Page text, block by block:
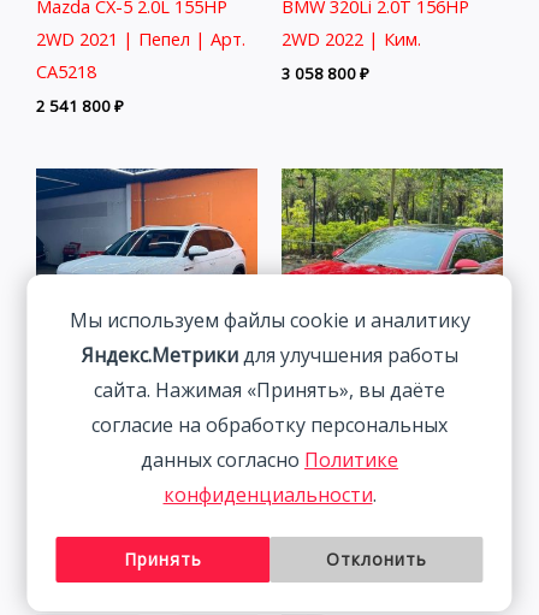
Mazda CX-5 2.0L 155HP
2WD 2021 | Пепел | Арт.
CA5218
2 541 800₽
BMW 320Li 2.0T 156HP
2WD 2022 | Ким.
3 058 800₽
Volkswagen Tanyue 280TSI
Luxury Intelligent
Connection Edition 1.4T
Volkswagen Lamando 1.4T
150HP 2WD 2023 |
Мы используем файлы cookie и аналитику
Яндекс.Метрикидля улучшения работы
сайта. Нажимая «Принять», вы даёте
согласие на обработку персональных
данных согласно Политике
конфиденциальности.
Принять Отклонить